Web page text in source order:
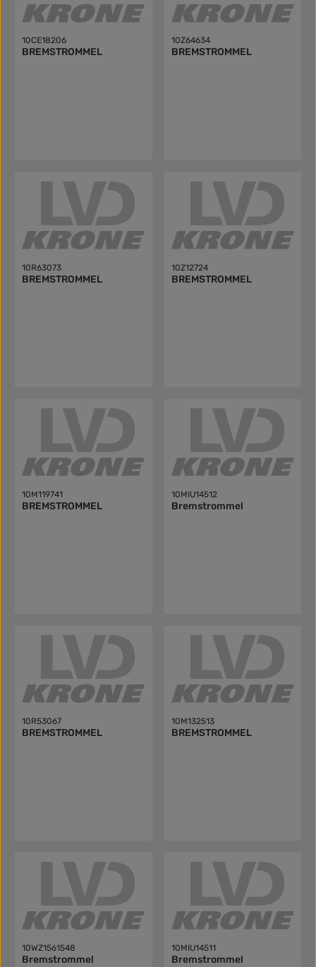
10CE18206
BREMSTROMMEL
10Z64634
BREMSTROMMEL
10R63073
BREMSTROMMEL
10Z12724
BREMSTROMMEL
10M119741
BREMSTROMMEL
10MIU14512
Bremstrommel
10R53067
BREMSTROMMEL
10M132513
BREMSTROMMEL
10WZ1561548
Bremstrommel
10MIU14511
Bremstrommel